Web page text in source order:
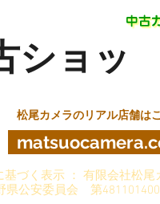
ショッ
松尾カメラのリアル店舗は
づく表示 ： 有限会社松尾
県公安委員会 第